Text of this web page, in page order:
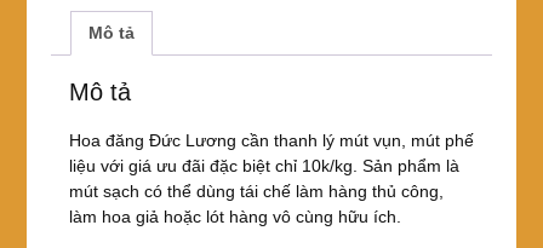
sạch
giá
sốc
90%
chỉ
c
b
o
o
k
er
e
e
Mô tả
Mô tả
Hoa đăng Đức Lương cần thanh lý mút vụn, mút phế
liệu với giá ưu đãi đặc biệt chỉ 10k/kg. Sản phẩm là
mút sạch có thể dùng tái chế làm hàng thủ công,
làm hoa giả hoặc lót hàng vô cùng hữu ích.